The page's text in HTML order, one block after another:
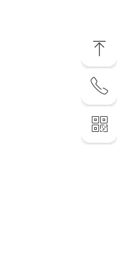
ꁸ
回到顶部
ꂅ
400 6258 086
ꀥ